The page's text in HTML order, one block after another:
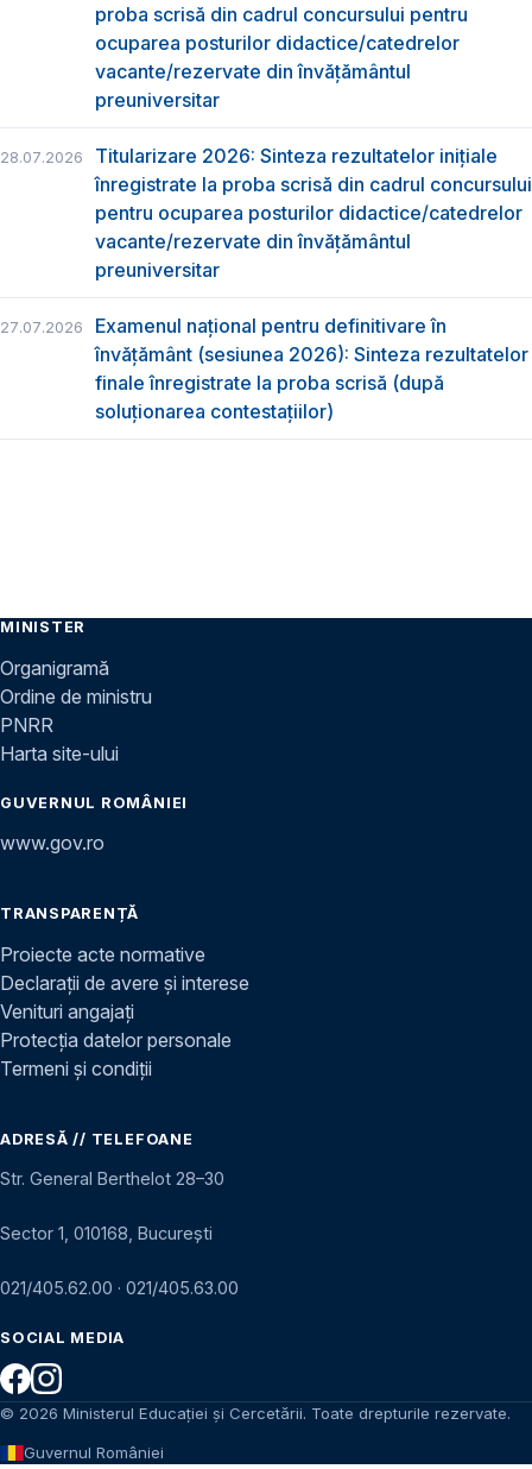
proba scrisă din cadrul concursului pentru
ocuparea posturilor didactice/catedrelor
vacante/rezervate din învăţământul
preuniversitar
28.07.2026
Titularizare 2026: Sinteza rezultatelor inițiale
înregistrate la proba scrisă din cadrul concursului
pentru ocuparea posturilor didactice/catedrelor
vacante/rezervate din învăţământul
preuniversitar
27.07.2026
Examenul național pentru definitivare în
învățământ (sesiunea 2026): Sinteza rezultatelor
finale înregistrate la proba scrisă (după
soluționarea contestațiilor)
MINISTER
Organigramă
Ordine de ministru
PNRR
Harta site-ului
GUVERNUL ROMÂNIEI
www.gov.ro
TRANSPARENȚĂ
Proiecte acte normative
Declarații de avere și interese
Venituri angajați
Protecția datelor personale
Termeni și condiții
ADRESĂ // TELEFOANE
Str. General Berthelot 28–30
Sector 1, 010168, București
021/405.62.00 · 021/405.63.00
SOCIAL MEDIA
© 2026 Ministerul Educației și Cercetării. Toate drepturile rezervate.
Guvernul României